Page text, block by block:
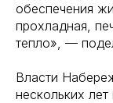
обеспечения
прохладная,
тепло», —
Власти
нескольких